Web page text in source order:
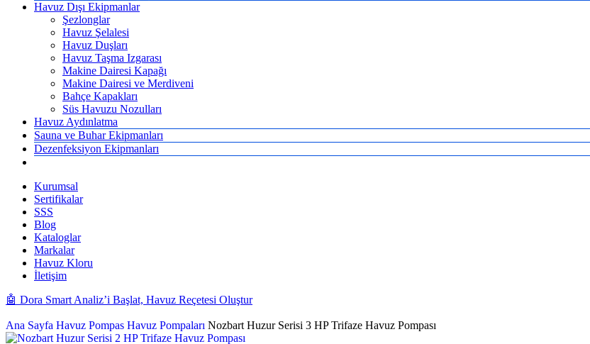
Havuz Dışı Ekipmanlar
Şezlonglar
Havuz Şelalesi
Havuz Duşları
Havuz Taşma Izgarası
Makine Dairesi Kapağı
Makine Dairesi ve Merdiveni
Bahçe Kapakları
Süs Havuzu Nozulları
Havuz Aydınlatma
Sauna ve Buhar Ekipmanları
Dezenfeksiyon Ekipmanları
Kurumsal
Sertifikalar
SSS
Blog
Kataloglar
Markalar
Havuz Kloru
İletişim
🤖 Dora Smart Analiz’i Başlat, Havuz Reçetesi Oluştur
Ana Sayfa Havuz Pompas Havuz Pompaları Nozbart Huzur Serisi 3 HP Trifaze Havuz Pompası